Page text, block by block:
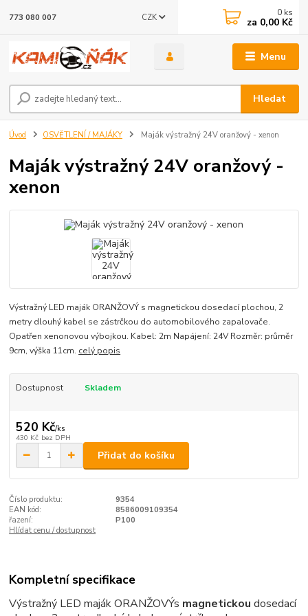
Menu
CZK
Hledat
773 080 007 0 ks
za 0,00 Kč
Úvod OSVĚTLENÍ / MAJÁKY Maják výstražný 24V oranžový - xenon
Maják výstražný 24V oranžový -
xenon
Výstražný LED maják ORANŽOVÝ s magnetickou dosedací plochou, 2
metry dlouhý kabel se zástrčkou do automobilového zapalovače.
Opatřen xenonovou výbojkou. Kabel: 2m Napájení: 24V Rozměr: průměr
9cm, výška 11cm. celý popis
Dostupnost Skladem
520 Kč/ks
430 Kč bez DPH
Přidat do košíku
Číslo produktu:
9354
EAN kód:
8586009109354
řazení:
P100
Hlídat cenu / dostupnost
Kompletní specifikace
Výstražný LED maják ORANŽOVÝs magnetickou dosedací